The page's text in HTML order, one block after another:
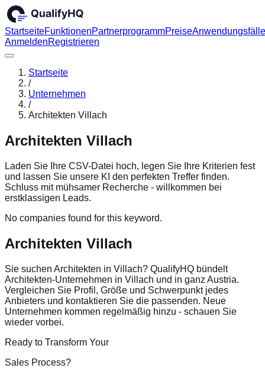
StartseiteFunktionenPartnerprogrammPreiseAnwendungsfälle
AnmeldenRegistrieren
Startseite
/
Unternehmen
/
Architekten Villach
Architekten Villach
Laden Sie Ihre CSV-Datei hoch, legen Sie Ihre Kriterien fest
und lassen Sie unsere KI den perfekten Treffer finden.
Schluss mit mühsamer Recherche - willkommen bei
erstklassigen Leads.
No companies found for this keyword.
Architekten Villach
Sie suchen Architekten in Villach? QualifyHQ bündelt
Architekten-Unternehmen in Villach und in ganz Austria.
Vergleichen Sie Profil, Größe und Schwerpunkt jedes
Anbieters und kontaktieren Sie die passenden. Neue
Unternehmen kommen regelmäßig hinzu - schauen Sie
wieder vorbei.
Ready to Transform Your
Sales Process?